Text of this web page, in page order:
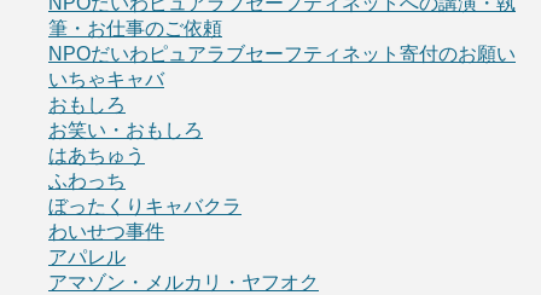
筆・お仕事のご依頼
NPOだいわピュアラブセーフティネット寄付のお願い
いちゃキャバ
おもしろ
お笑い・おもしろ
はあちゅう
ふわっち
ぼったくりキャバクラ
わいせつ事件
アパレル
アマゾン・メルカリ・ヤフオク